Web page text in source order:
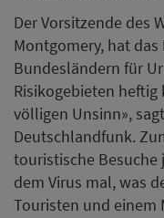
Der Vorsitzende des
Montgomery, hat
Bundesländern für
Risikogebieten
völligen Unsinn»,
Deutschlandfunk.
touristische Besuche
dem Virus mal, was
Touristen und einem